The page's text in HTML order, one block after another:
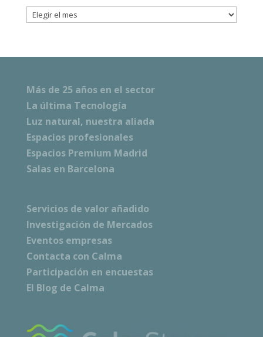
Archivos
Más de 25 años en el sector
La última Tecnología
Luz natural, nuestra aliada
Espacios profesionales
Espacios Premium Madrid
Salas en Barcelona
Servicios de valor añadido
Investigación de Mercados
Eventos empresas
Contacta con Calma
Participación en encuestas
El Blog de Calma